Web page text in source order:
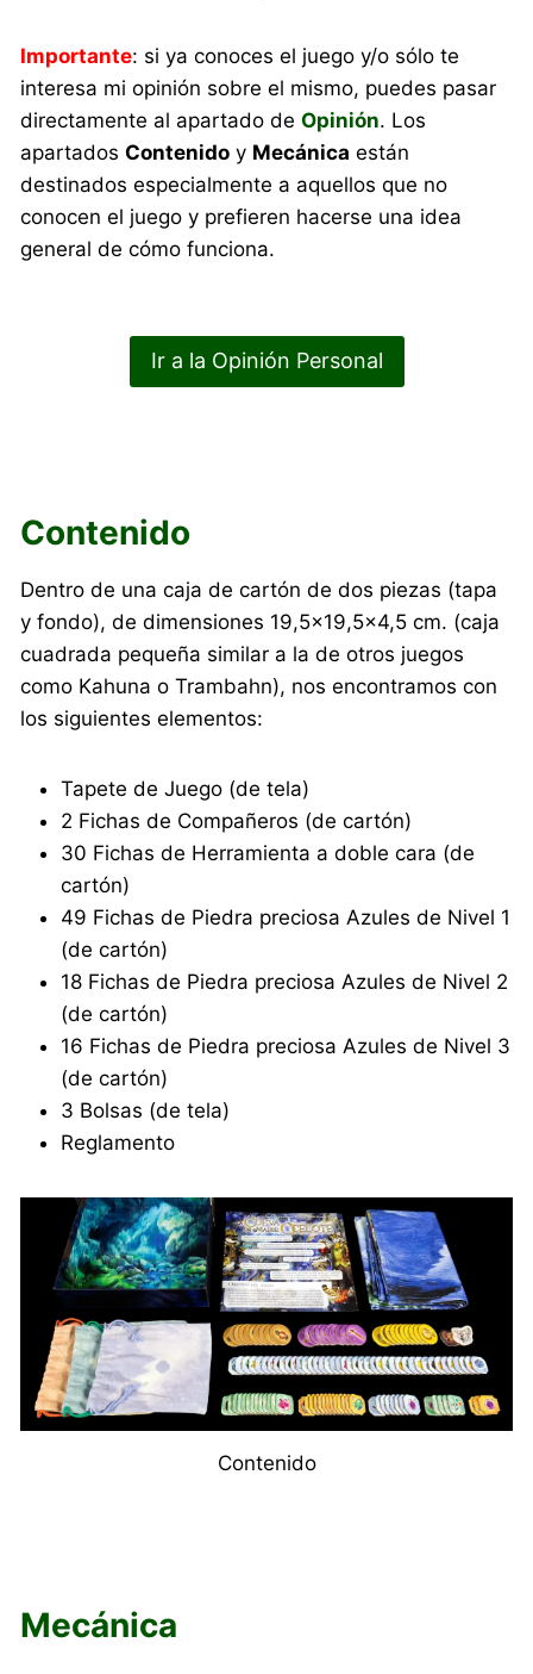
Importante: si ya conoces el juego y/o sólo te
interesa mi opinión sobre el mismo, puedes pasar
directamente al apartado deOpinión. Los
apartadosContenido y Mecánica están
destinados especialmente a aquellos que no
conocen el juego y prefieren hacerse una idea
general de cómo funciona.
Ir a la Opinión Personal
Contenido
Dentro de una caja de cartón de dos piezas (tapa
y fondo), de dimensiones 19,5×19,5×4,5 cm. (caja
cuadrada pequeña similar a la de otros juegos
como Kahuna o Trambahn), nos encontramos con
los siguientes elementos:
Tapete de Juego (de tela)
2 Fichas de Compañeros (de cartón)
30 Fichas de Herramienta a doble cara (de
cartón)
49 Fichas de Piedra preciosa Azules de Nivel 1
(de cartón)
18 Fichas de Piedra preciosa Azules de Nivel 2
(de cartón)
16 Fichas de Piedra preciosa Azules de Nivel 3
(de cartón)
3 Bolsas (de tela)
Reglamento
Contenido
Mecánica